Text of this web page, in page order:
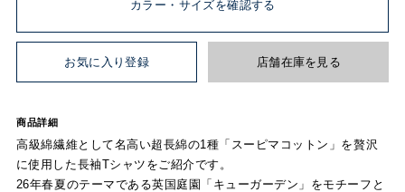
カラー・サイズを確認する
お気に入り登録 店舗在庫を見る
商品詳細
高級綿繊維として名高い超長綿の1種「スーピマコットン」を贅沢
に使用した長袖Tシャツをご紹介です。
26年春夏のテーマである英国庭園「キューガーデン」をモチーフと